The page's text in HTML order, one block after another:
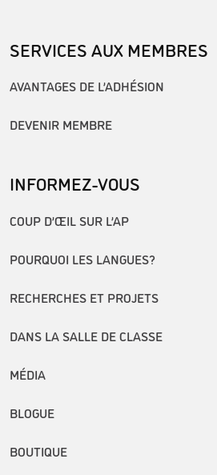
SERVICES AUX MEMBRES
AVANTAGES DE L’ADHÉSION
DEVENIR MEMBRE
INFORMEZ-VOUS
COUP D’ŒIL SUR L’AP
POURQUOI LES LANGUES?
RECHERCHES ET PROJETS
DANS LA SALLE DE CLASSE
MÉDIA
BLOGUE
BOUTIQUE